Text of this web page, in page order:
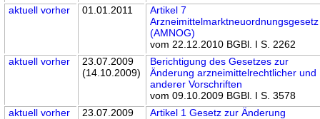
aktuell vorher 01.01.2011
Artikel 7
Arzneimittelmarktneuordnungsgesetz
(AMNOG)
vom 22.12.2010 BGBl. I S. 2262
aktuell vorher
23.07.2009
(14.10.2009)
Berichtigung des Gesetzes zur
Änderung arzneimittelrechtlicher und
anderer Vorschriften
vom 09.10.2009 BGBl. I S. 3578
aktuell vorher 23.07.2009
Artikel 1 Gesetz zur Änderung